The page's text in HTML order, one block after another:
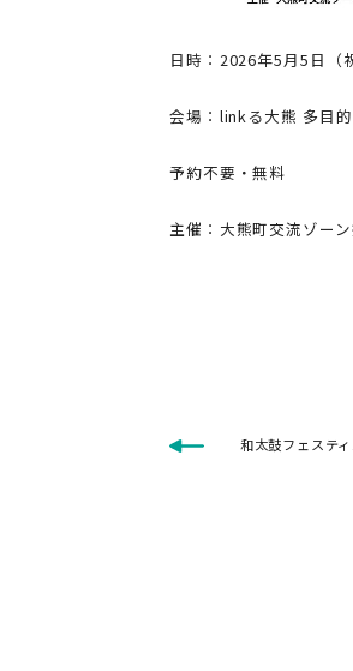
日時：2026年5月5日（
会場：linkる大熊 多目
予約不要・無料
主催：大熊町交流ゾー
和太鼓フェステ